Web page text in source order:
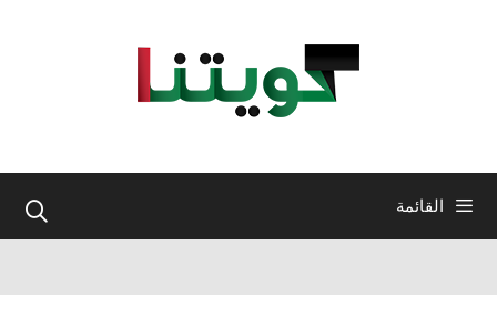
القائمة